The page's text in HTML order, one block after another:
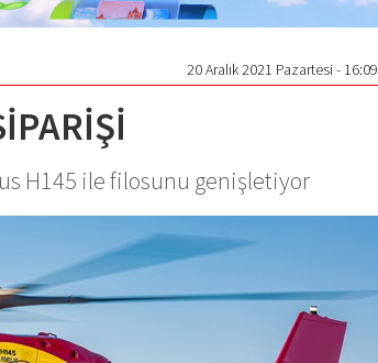
20 Aralık 2021 Pazartesi - 16:09
H145 ile filosunu genişletiyor